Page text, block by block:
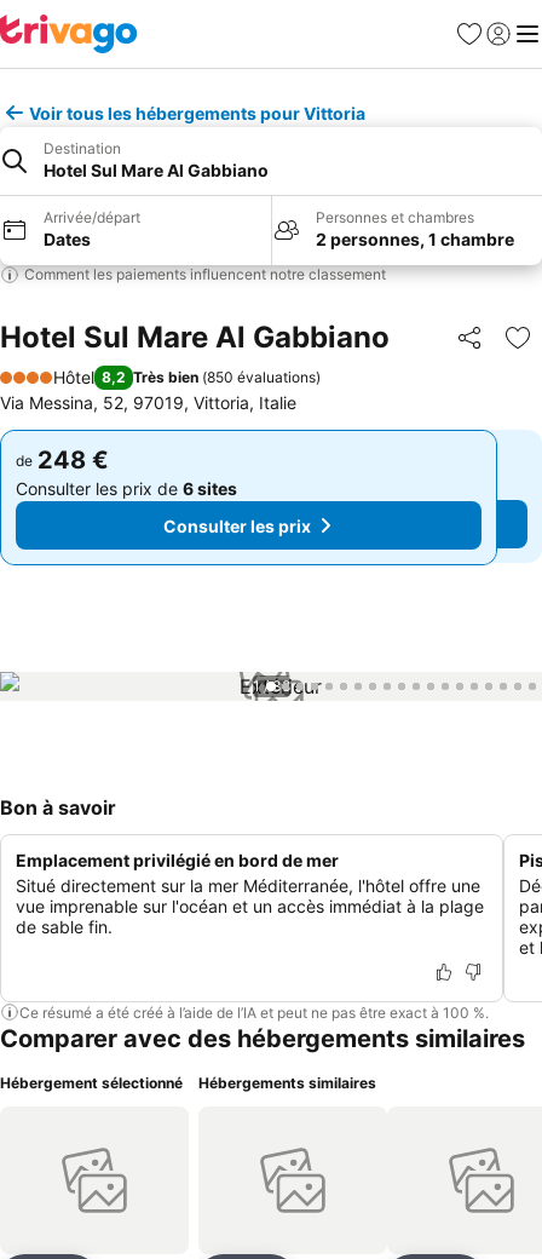
Favoris
Se
Voir tous les hébergements pour Vittoria
Destination
Hotel Sul Mare Al Gabbiano
Arrivée/départ
Dates
Personnes et chambres
2 personnes, 1 chambre
Comment les paiements influencent notre classement
Hotel Sul Mare Al Gabbiano Partager
4 Étoiles
Hôtel 8,2 Très bien (850 évaluations)
Via Messina, 52, 97019, Vittoria, Italie
de 248 €
Consulter les prix de 6 sites
Consulter les prix
de 248 €
Consulter les prix de 6 sites
Consulter les prix
1 / 38
Bon à savoir
Emplacement privilégié en bord de mer
Situé directement sur la mer Méditerranée, l'hôtel offre une
vue imprenable sur l'océan et un accès immédiat à la plage
de sable fin.
et
Ce résumé a été créé à l’aide de l’IA et peut ne pas être exact à 100 %.
Comparer avec des hébergements similaires
Hébergement sélectionné Hébergements similaires